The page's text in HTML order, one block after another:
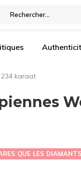
234 karaat
QUE LES DIAMANTS